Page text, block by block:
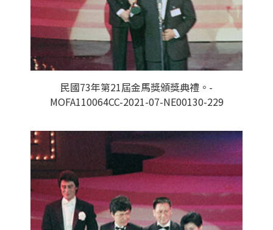
民國73年第21屆金馬獎頒獎典禮。-
MOFA110064CC-2021-07-NE00130-229